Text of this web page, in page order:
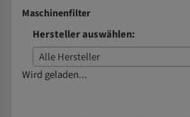
Maschinenfilter
Hersteller auswählen:
Alle Hersteller
Wird geladen...